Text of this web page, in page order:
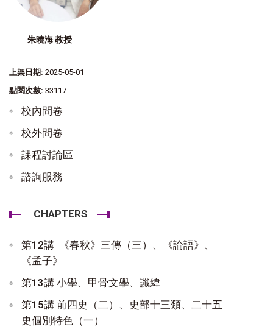
朱曉海 教授
上架日期: 2025-05-01
點閱次數: 33117
校內問卷
校外問卷
課程討論區
諮詢服務
CHAPTERS
第12講 《春秋》三傳（三）、《論語》、
《孟子》
第13講 小學、甲骨文學、讖緯
第15講 前四史（二）、史部十三類、二十五
史個別特色（一）